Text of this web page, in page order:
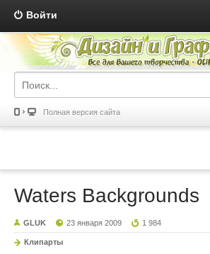
Войти
Полная версия сайта
Waters Backgrounds
GLUK 23 января 2009 1 984
Клипарты